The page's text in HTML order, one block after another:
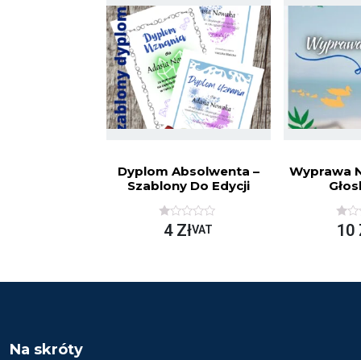
N
O
N
A
5
O
N
A
5
Dyplom Absolwenta –
Szablony Do Edycji
O4 ZłVAT
Wyprawa
O
C
10
Na skróty